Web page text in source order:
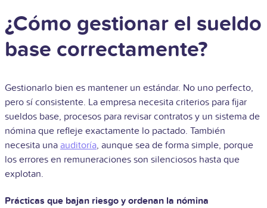
¿Cómo gestionar el sueldo
base correctamente?
Gestionarlo bien es mantener un estándar. No uno perfecto,
pero sí consistente. La empresa necesita criterios para fijar
sueldos base, procesos para revisar contratos y un sistema de
nómina que refleje exactamente lo pactado. También
necesita una auditoría, aunque sea de forma simple, porque
los errores en remuneraciones son silenciosos hasta que
explotan.
Prácticas que bajan riesgo y ordenan la nómina